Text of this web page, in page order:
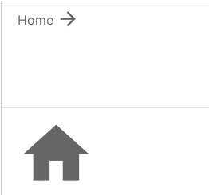

Home
